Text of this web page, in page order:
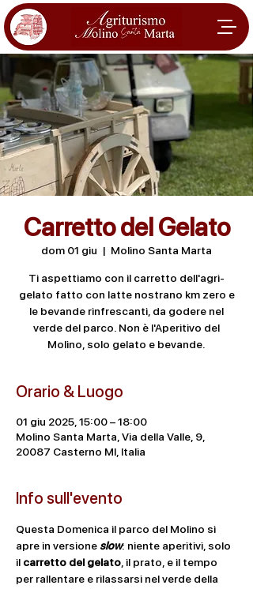
Carretto del Gelato
dom 01 giu
  |
Molino Santa Marta
Ti aspettiamo con il carretto dell'agri-
gelato fatto con latte nostrano km zero e
le bevande rinfrescanti, da godere nel
verde del parco. Non è l'Aperitivo del
Molino, solo gelato e bevande.
Orario & Luogo
01 giu 2025, 15:00 – 18:00
Molino Santa Marta, Via della Valle, 9,
20087 Casterno MI, Italia
Info sull'evento
Questa Domenica il parco del Molino si
apre in versione slow: niente aperitivi, solo
il carretto del gelato , il prato, e il tempo
per rallentare e rilassarsi nel verde della